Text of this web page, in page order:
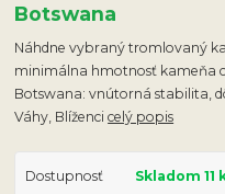
Botswana
Náhdne vybraný tromlovaný
minimálna hmotnosť kameňa
Botswana: vnútorná stabilita,
Váhy, Blížencicelý popis
Dostupnosť Skladom 11